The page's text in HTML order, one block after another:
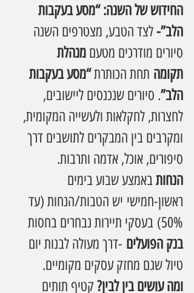
החידוש של השנה: “מסע בעקבות
הלב”- לצד הטבע, מצטרפים השנה
סיורים מודרכים מטעם מנהלת
תקומה תחת הכותרת “מסע בעקבות
הלב”. סיורים שנכנסים ליישובים,
לחצרות, לחקלאות ולעשייה המקומית,
ומקרבים בין המבקרים לתושבים דרך
סיפורים, אוכל, אדמה ותרבות.
הנחות באמצע שבוע בימים
ראשון-חמישי יש הטבות/הנחות (עד
50%) בעסקי תיירות נבחרים בחסות
בנק הפועלים -דרך מעולה לבנות יום
טיול שגם מחזק עסקים מקומיים.
ומה עושים בין לבין? קטיף תותים